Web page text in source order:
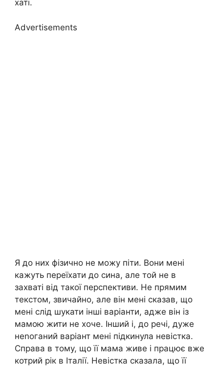
хаті.
Advertisements
Я до них фізично не можу піти. Вони мені
кажуть переїхати до сина, але той не в
захваті від такої перспективи. Не прямим
текстом, звичайно, але він мені сказав, що
мені слід шукати інші варіанти, адже він із
мамою жити не хоче. Інший і, до речі, дуже
неnоганий варіант мені підкинула невістка.
Справа в тому, що її мама живе і працює вже
котрий рік в Італії. Невістка сказала, що її